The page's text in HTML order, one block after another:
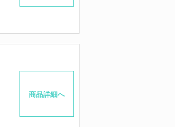
商品詳細へ